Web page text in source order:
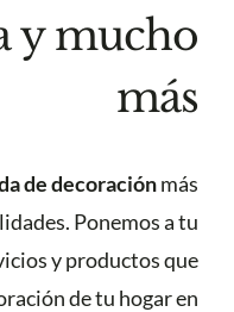
y mucho
más
de decoraciónmás
Ponemos a tu
y productos que
de tu hogar en